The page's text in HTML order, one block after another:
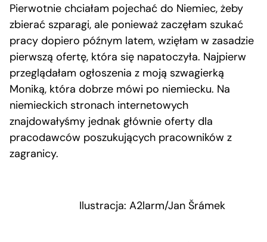
Pierwotnie chciałam pojechać do Niemiec, żeby
zbierać szparagi, ale ponieważ zaczęłam szukać
pracy dopiero późnym latem, wzięłam w zasadzie
pierwszą ofertę, która się napatoczyła. Najpierw
przeglądałam ogłoszenia z moją szwagierką
Moniką, która dobrze mówi po niemiecku. Na
niemieckich stronach internetowych
znajdowałyśmy jednak głównie oferty dla
pracodawców poszukujących pracowników z
zagranicy.
Ilustracja: A2larm/Jan Šrámek